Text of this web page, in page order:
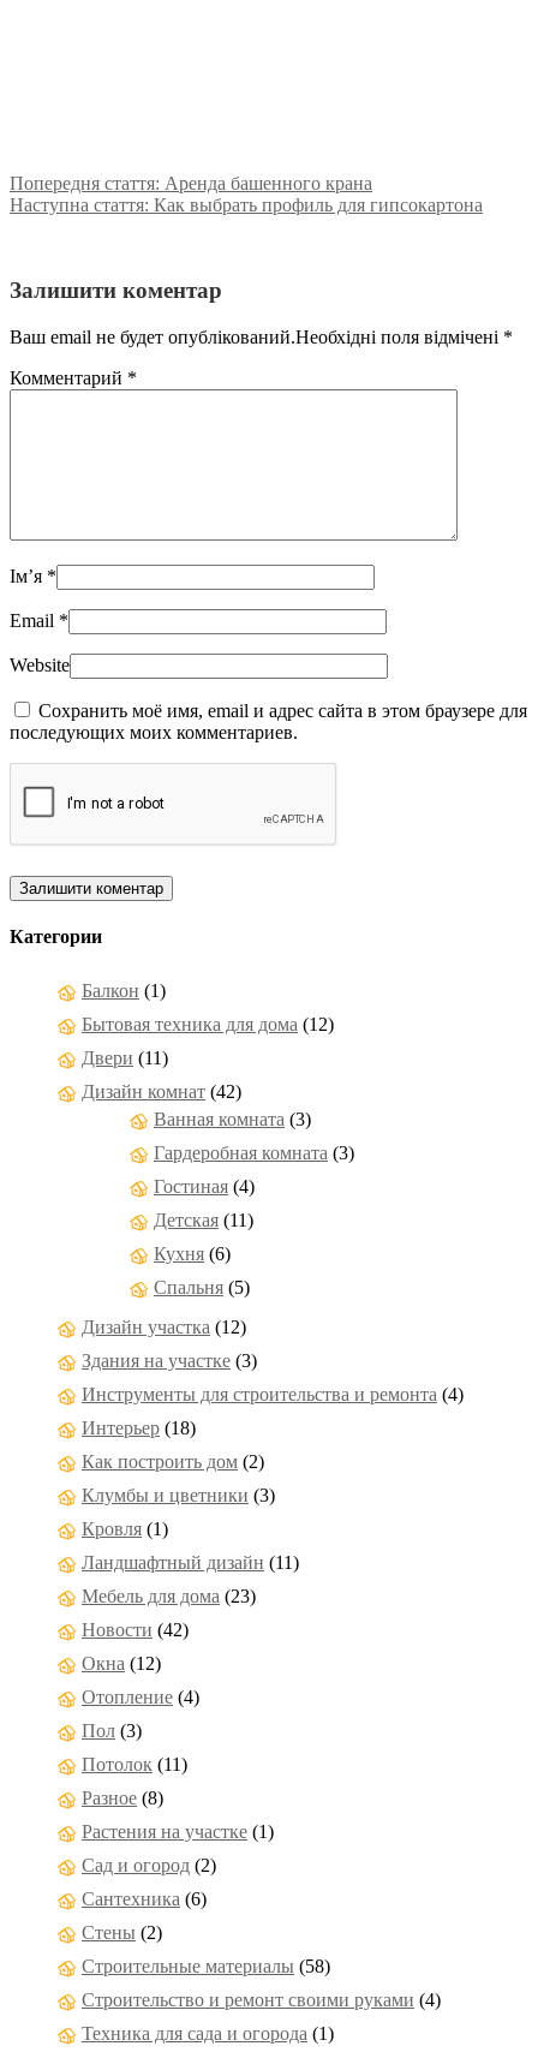
Попередня стаття: Аренда башенного крана
Наступна стаття: Как выбрать профиль для гипсокартона
Залишити коментар
Ваш email не будет опублікований.Необхідні поля відмічені *
Комментарий *
Ім’я *
Email *
Website
Сохранить моё имя, email и адрес сайта в этом браузере для
последующих моих комментариев.
Категории
Балкон (1)
Бытовая техника для дома (12)
Двери (11)
Дизайн комнат (42)
Ванная комната (3)
Гардеробная комната (3)
Гостиная (4)
Детская (11)
Кухня (6)
Спальня (5)
Дизайн участка (12)
Здания на участке (3)
Инструменты для строительства и ремонта (4)
Интерьер (18)
Как построить дом (2)
Клумбы и цветники (3)
Кровля (1)
Ландшафтный дизайн (11)
Мебель для дома (23)
Новости (42)
Окна (12)
Отопление (4)
Пол (3)
Потолок (11)
Разное (8)
Растения на участке (1)
Сад и огород (2)
Сантехника (6)
Стены (2)
Строительные материалы (58)
Строительство и ремонт своими руками (4)
Техника для сада и огорода (1)